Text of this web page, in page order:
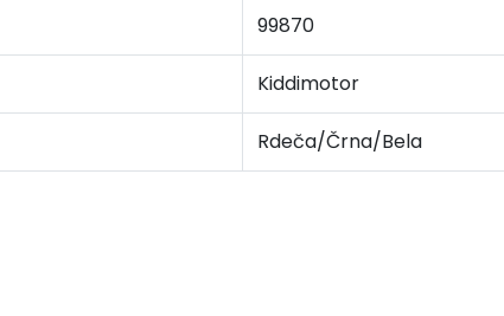
99870
Kiddimotor
Rdeča/Črna/Bela